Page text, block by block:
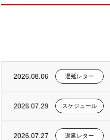
2026.08.06 遅延レター
2026.07.29 スケジュール
2026.07.27 遅延レター